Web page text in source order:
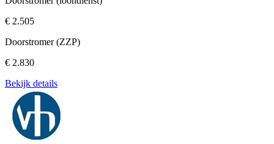
€ 2.505
Doorstromer (ZZP)
€ 2.830
Bekijk details